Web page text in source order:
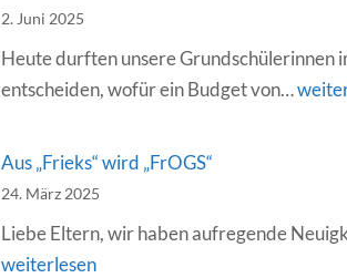
2. Juni 2025
Heute durften unsere Grundschülerinnen
entscheiden, wofür ein Budget von…
FKS
Aus „Frieks“ wird „FrOGS“
24. März 2025
Liebe Eltern, wir haben aufregende
weiterlesen